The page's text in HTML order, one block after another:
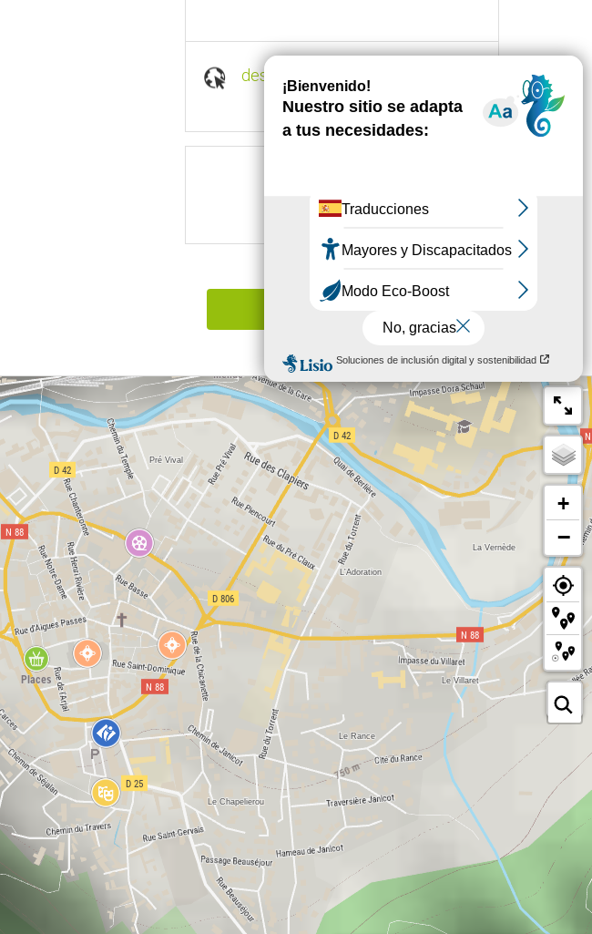
destination-montlozere.fr
+
−